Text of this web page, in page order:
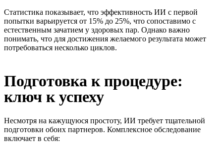
Статистика показывает, что эффективность ИИ с первой
попытки варьируется от 15% до 25%, что сопоставимо с
естественным зачатием у здоровых пар. Однако важно
понимать, что для достижения желаемого результата может
потребоваться несколько циклов.
Подготовка к процедуре:
ключ к успеху
Несмотря на кажущуюся простоту, ИИ требует тщательной
подготовки обоих партнеров. Комплексное обследование
включает в себя: